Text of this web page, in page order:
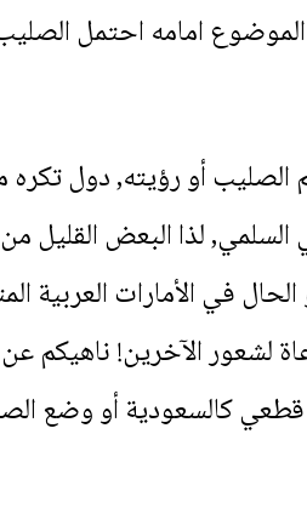
امامه احتمل
أو رؤيته, دول تكره
لذا البعض القليل
في الأمارات العربية
لشعور الآخرين! ناهيكم عن
كالسعودية أو وضع